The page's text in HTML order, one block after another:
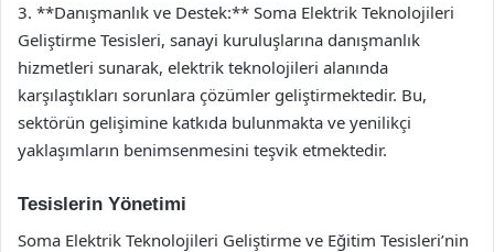
3. **Danışmanlık ve Destek:** Soma Elektrik Teknolojileri
Geliştirme Tesisleri, sanayi kuruluşlarına danışmanlık
hizmetleri sunarak, elektrik teknolojileri alanında
karşılaştıkları sorunlara çözümler geliştirmektedir. Bu,
sektörün gelişimine katkıda bulunmakta ve yenilikçi
yaklaşımların benimsenmesini teşvik etmektedir.
Tesislerin Yönetimi
Soma Elektrik Teknolojileri Geliştirme ve Eğitim Tesisleri’nin